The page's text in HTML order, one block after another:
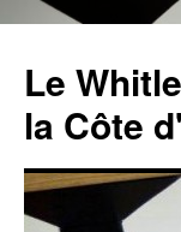
contenu
Le
la Côte